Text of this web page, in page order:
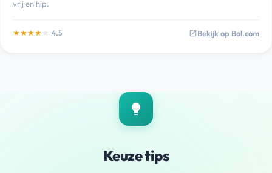
vrij en hip.
★★★★ ★ 4.5 open_in_newBekijk op Bol.com
lightbulb
Keuze tips